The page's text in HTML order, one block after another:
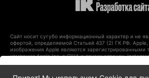
Уведомить
Сайт носит сугубо информационный характер и не
офертой, определяемой Статьей 437 (2) ГК РФ. Apple,
изображения Apple являются зарегистрированными
компании Apple Inc. в США и других странах.